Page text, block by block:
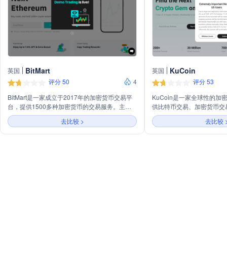
英国 BitMart
评分 50
4
BitMart是一家成立于2017年的加密货币交易平
台，提供1500多种加密货币的交易服务。主要
业务包括现货和杠杆交易、期货合约、NFT市
场、赚取利息和质押奖励等。平台支持多种支付
方式购买加密货币，并提供API接口和机构服
去比较 >
英国 KuCoin
评分 53
KuCoin是一家全球性的加
供比特币交易、加密货币
务。平台以安全、可靠的
称，支持多种语言和全球
货交易、期货交易、借贷
去比较